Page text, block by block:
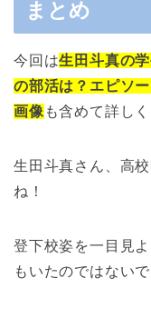
まとめ
今回は生田斗真の
の部活は？エピソ
画像 も含めて詳し
生田斗真さん、高
ね！
登下校姿を一目見
もいたのではないで